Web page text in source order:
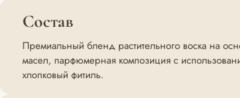
Состав
Премиальный бленд растительного воска на
масел, парфюмерная композиция с
хлопковый фитиль.